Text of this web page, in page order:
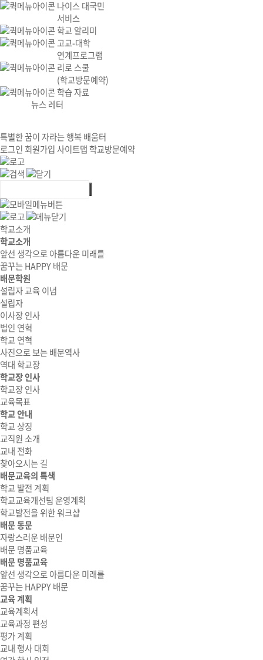
나이스 대국민
서비스
학교 알리미
고교-대학
연계프로그램
리로 스쿨
(학교방문예약)
학습 자료
뉴스 레터
특별한 꿈이 자라는 행복 배움터
로그인 회원가입사이트맵학교방문예약
학교소개
학교소개
앞선 생각으로 아름다운 미래를
꿈꾸는 HAPPY 배문
배문학원
설립자 교육 이념
설립자
이사장 인사
법인 연혁
학교 연혁
사진으로 보는 배문역사
역대 학교장
학교장 인사
학교장 인사
교육목표
학교 안내
학교 상징
교직원 소개
교내 전화
찾아오시는 길
배문교육의 특색
학교 발전 계획
학교교육개선팀 운영계획
학교발전을 위한 워크샵
배문 동문
자랑스러운 배문인
배문 명품교육
배문 명품교육
앞선 생각으로 아름다운 미래를
꿈꾸는 HAPPY 배문
교육 계획
교육계획서
교육과정 편성
평가 계획
교내 행사 대회